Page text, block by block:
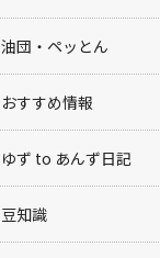
油団・ペッとん
おすすめ情報
ゆず to あんず日記
豆知識